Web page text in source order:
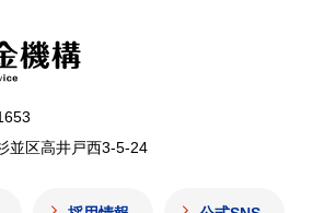
並区高井戸西3-5-24